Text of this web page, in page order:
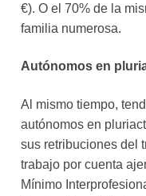
€). O el 70% de la
familia numerosa.
Autónomos en
Al mismo tiempo,
autónomos en
sus retribuciones del
trabajo por cuenta
Mínimo